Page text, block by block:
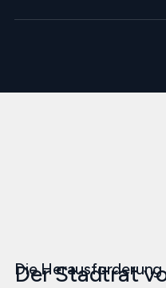
Die Herausforderung
Der Stadtrat